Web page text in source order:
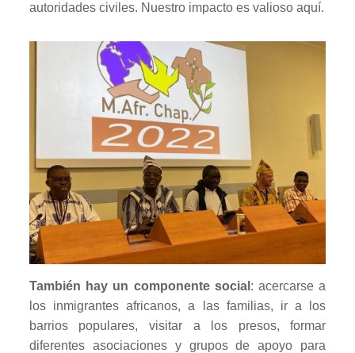
autoridades civiles. Nuestro impacto es valioso aquí.
También hay un componente social : acercarse a
los inmigrantes africanos, a las familias, ir a los
barrios populares, visitar a los presos, formar
diferentes asociaciones y grupos de apoyo para